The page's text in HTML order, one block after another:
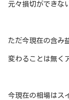
元々損切ができな
ただ今現在の含み
変わることは無く
今現在の相場はス